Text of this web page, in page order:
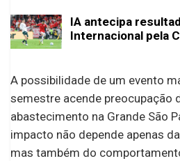
IA antecipa
Internacional pela
A possibilidade de um evento
semestre acende preocupação
abastecimento na Grande São
impacto não depende apenas
mas também do